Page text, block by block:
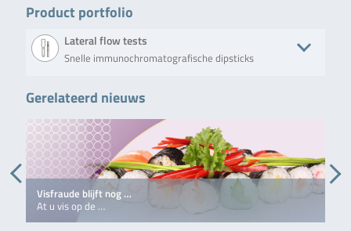
Product portfolio
Lateral flow tests
Snelle immunochromatografische dipsticks
Product Beschrijving
EZ
PANGASIUS™
Pangasius
Species
Rapid Kit
Assay for the
positive
identification
of species
content
(Pangasius)
in a sample:
EZ
PANGASIUS™
strips).
Gerelateerd nieuws
Visfraude blijft nog …
At u vis op de …